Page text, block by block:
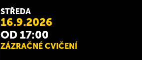
STŘEDA
16.9.2026
OD 17:00
ZÁZRAČNÉ CVIČENÍ